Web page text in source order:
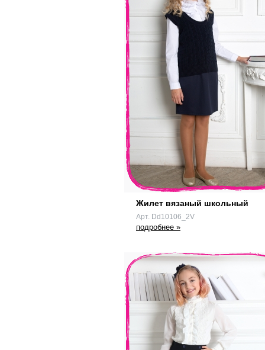
Жилет вязаный школьный
Арт. Dd10106_2V
подробнее »